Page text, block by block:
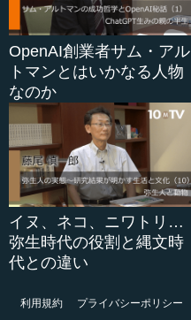
OpenAI創業者サム・アル
トマンとはいかなる人物
なのか
イヌ、ネコ、ニワトリ…
弥生時代の役割と縄文時
代との違い
利用規約
プライバシーポリシー